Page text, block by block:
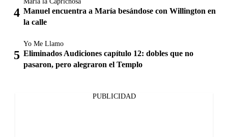
Manuel encuentra a María besándose con Willington en
la calle
Yo Me Llamo
Eliminados Audiciones capítulo 12: dobles que no
pasaron, pero alegraron el Templo
PUBLICIDAD